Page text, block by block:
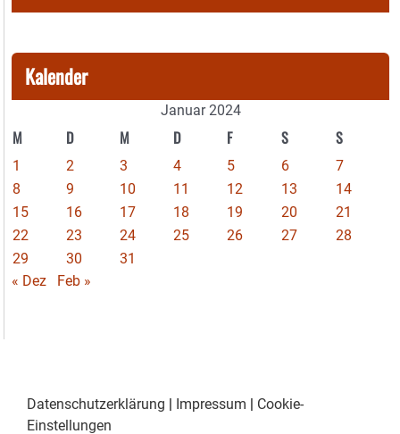
Kalender
Januar 2024
M D M D F S S
1 2 3 4 5 6
7
8
9 10 11 12 13
14
15
16 17 18 19 20
21
22
23 24 25 26 27
28
29
30
31
« Dez
Feb »
Datenschutzerklärung | Impressum | Cookie-
Einstellungen